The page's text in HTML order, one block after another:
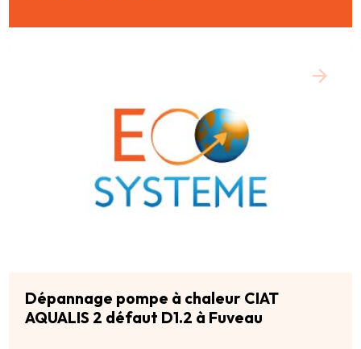
Dépannage pompe à chaleur CIAT
AQUALIS 2 défaut D1.2 à Fuveau